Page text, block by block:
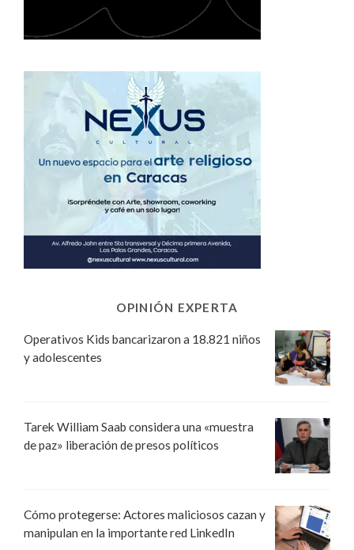
OPINIÓN EXPERTA
Operativos Kids bancarizaron a 18.821 niños
y adolescentes
Tarek William Saab considera una «muestra
de paz» liberación de presos políticos
Cómo protegerse: Actores maliciosos cazan y
manipulan en la importante red LinkedIn